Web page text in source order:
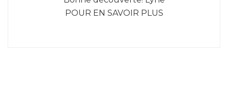
POUR EN SAVOIR PLUS